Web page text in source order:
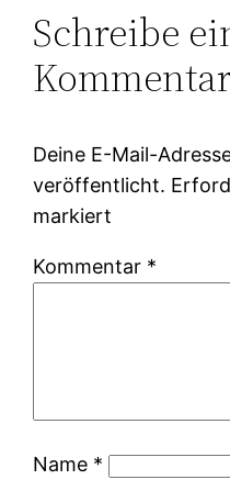
Schreibe
Deine E-Mail-
veröffentlicht.
markiert
Kommentar *
Name *